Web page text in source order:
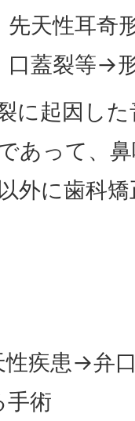
先天性耳
口蓋裂等→
に起因し
あって、
外に歯科
性疾患→弁
手術